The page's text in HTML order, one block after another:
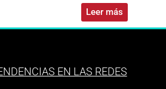
Leer más
EN LAS REDES